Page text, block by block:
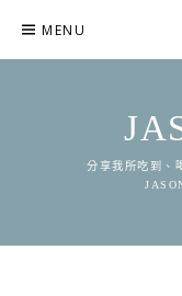
content
MENU
分享我所吃到、